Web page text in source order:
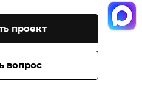
проект
вопрос